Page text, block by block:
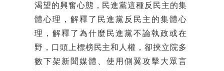
渴望的興奮心態，民進黨這種反民主的集
體心理，解釋了民進黨反民主的集體心
理，解釋了為什麼民進黨不論執政或在
野，口頭上標榜民主和人權，卻挾立院多
數下架新聞媒體、使用側翼攻擊大眾言